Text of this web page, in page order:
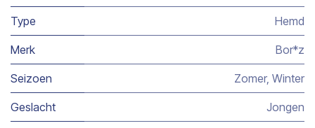
Type Hemd
Merk Bor*z
Seizoen Zomer, Winter
Geslacht Jongen